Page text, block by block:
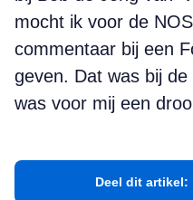
mocht ik voor de
commentaar bij een
geven. Dat was bij
was voor mij een
Deel dit artikel: